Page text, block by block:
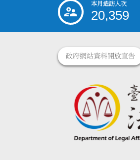
::: 本月造訪人次
20,359
政府網站資料開放宣告